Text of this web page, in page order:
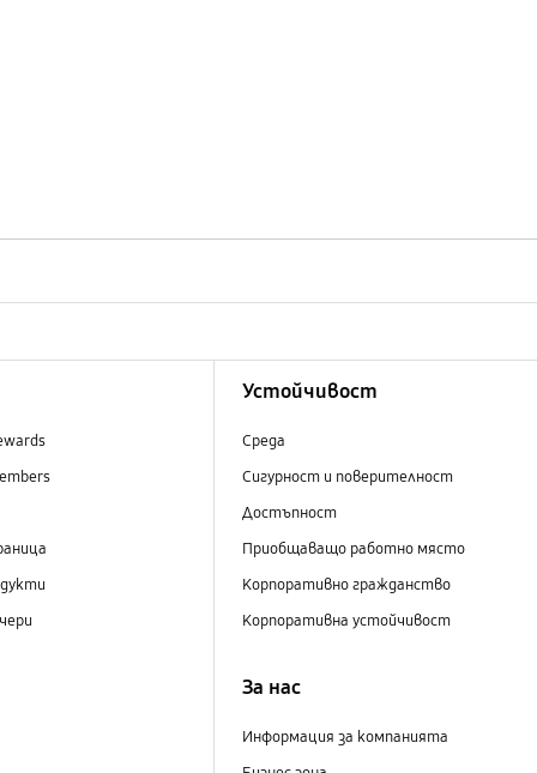
Устойчивост
Среда
Сигурност и поверителност
Достъпност
Приобщаващо работно място
Корпоративно гражданство
Корпоративна устойчивост
За нас
Информация за компанията